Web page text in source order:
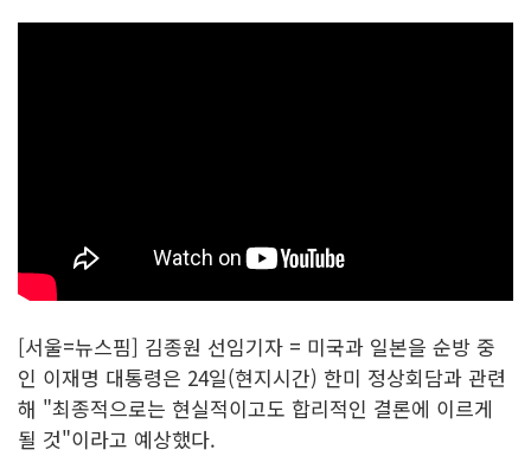
[서울=뉴스핌] 김종원 선임기자 = 미국과 일본을 순방 중
인 이재명 대통령은 24일(현지시간) 한미 정상회담과 관련
해 "최종적으로는 현실적이고도 합리적인 결론에 이르게
될 것"이라고 예상했다.